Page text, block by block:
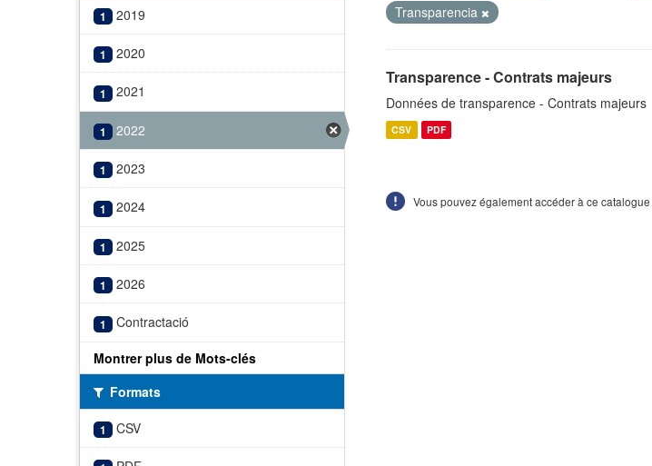
1 2019
1 2020
1 2021
1 2022
1 2023
1 2024
1 2025
1 2026
1
Contractació
Montrer plus de Mots-clés
Formats
1 CSV
Transparencia
Transparence - Contrats majeurs
Données de transparence - Contrats majeurs
CSV PDF
Vous pouvez également accéder à ce